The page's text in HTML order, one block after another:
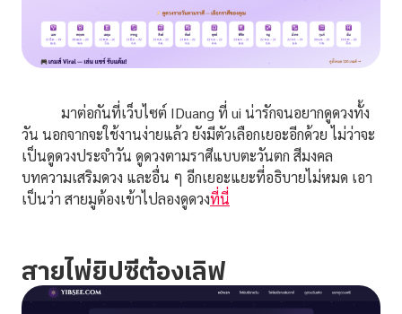
มาต่อกันที่เว็บไซต์ IDuang ที่ ui น่ารักจนอยากดูดวงทั้ง
วัน นอกจากจะใช้งานง่ายแล้ว ยังมีตัวเลือกเยอะอีกด้วย ไม่ว่าจะ
เป็นดูดวงประจำวัน ดูดวงตามราศีแบบตะวันตก สีมงคล
บทความเสริมดวง และอื่น ๆ อีกเยอะแยะที่อธิบายไม่หมด เอา
เป็นว่า สายมูต้องเข้าไปลองดูดวงที่นี่
สายไพ่ยิปซีต้องเลิฟ